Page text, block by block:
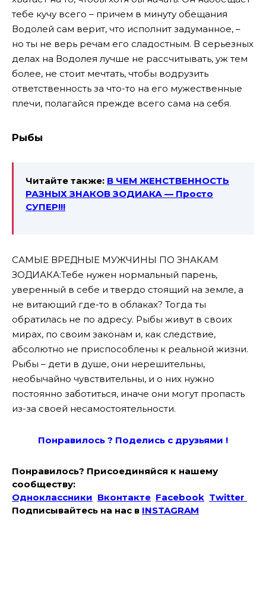
тебе кучу всего – причем в минуту обещания
Водолей сам верит, что исполнит задуманное, –
но ты не верь речам его сладостным. В серьезных
делах на Водолея лучше не рассчитывать, уж тем
более, не стоит мечтать, чтобы водрузить
ответственность за что-то на его мужественные
плечи, полагайся прежде всего сама на себя.
Рыбы
Читайте также: В ЧЕМ ЖЕНСТВЕННОСТЬ
РАЗНЫХ ЗНАКОВ ЗОДИАКА — Просто
СУПЕР!!!
САМЫЕ ВРЕДНЫЕ МУЖЧИНЫ ПО ЗНАКАМ
ЗОДИАКА:Тебе нужен нормальный парень,
уверенный в себе и твердо стоящий на земле, а
не витающий где-то в облаках? Тогда ты
обратилась не по адресу. Рыбы живут в своих
мирах, по своим законам и, как следствие,
абсолютно не приспособлены к реальной жизни.
Рыбы – дети в душе, они нерешительны,
необычайно чувствительны, и о них нужно
постоянно заботиться, иначе они могут пропасть
из-за своей несамостоятельности.
Понравилось ? Поделись с друзьями !
Понравилось? Присоединяйся к нашему
сообществу:
Одноклассники Вконтакте Facebook Twitter
Подписывайтесь на наc в INSTAGRAM